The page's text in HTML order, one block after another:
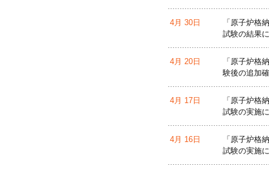
4月 30日
「原子炉格
試験の結果
4月 20日
「原子炉格
験後の追加
4月 17日
「原子炉格
試験の実施
4月 16日
「原子炉格
試験の実施